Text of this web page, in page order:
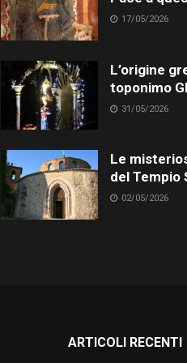
17/05/2026
L’origine
toponimo
31/05/2026
Le
del Tempio
02/05/2026
ARTICOLI RECENTI